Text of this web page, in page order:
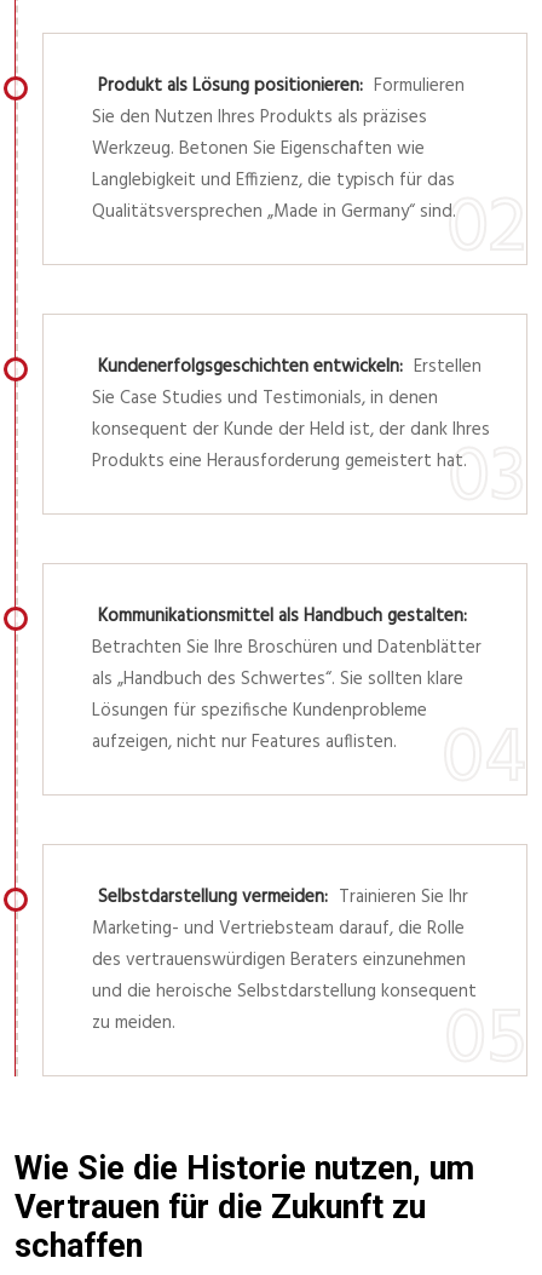
Produkt als Lösung positionieren: Formulieren
Sie den Nutzen Ihres Produkts als präzises
Werkzeug. Betonen Sie Eigenschaften wie
Langlebigkeit und Effizienz, die typisch für das
Qualitätsversprechen „Made in Germany“ sind.
Kundenerfolgsgeschichten entwickeln: Erstellen
Sie Case Studies und Testimonials, in denen
konsequent der Kunde der Held ist, der dank Ihres
Produkts eine Herausforderung gemeistert hat.
Kommunikationsmittel als Handbuch gestalten:
Betrachten Sie Ihre Broschüren und Datenblätter
als „Handbuch des Schwertes“. Sie sollten klare
Lösungen für spezifische Kundenprobleme
aufzeigen, nicht nur Features auflisten.
Selbstdarstellung vermeiden: Trainieren Sie Ihr
Marketing- und Vertriebsteam darauf, die Rolle
des vertrauenswürdigen Beraters einzunehmen
und die heroische Selbstdarstellung konsequent
zu meiden.
Wie Sie die Historie nutzen, um
Vertrauen für die Zukunft zu
schaffen